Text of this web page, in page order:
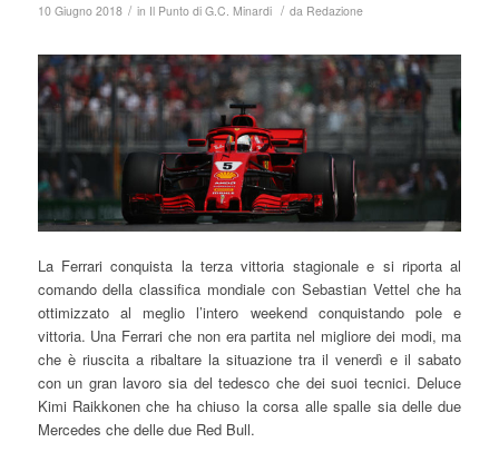
10 Giugno 2018 / in Il Punto di G.C. Minardi / da Redazione
La Ferrari conquista la terza vittoria stagionale e si riporta al
comando della classifica mondiale con Sebastian Vettel che ha
ottimizzato al meglio l’intero weekend conquistando pole e
vittoria. Una Ferrari che non era partita nel migliore dei modi, ma
che è riuscita a ribaltare la situazione tra il venerdì e il sabato
con un gran lavoro sia del tedesco che dei suoi tecnici. Deluce
Kimi Raikkonen che ha chiuso la corsa alle spalle sia delle due
Mercedes che delle due Red Bull.